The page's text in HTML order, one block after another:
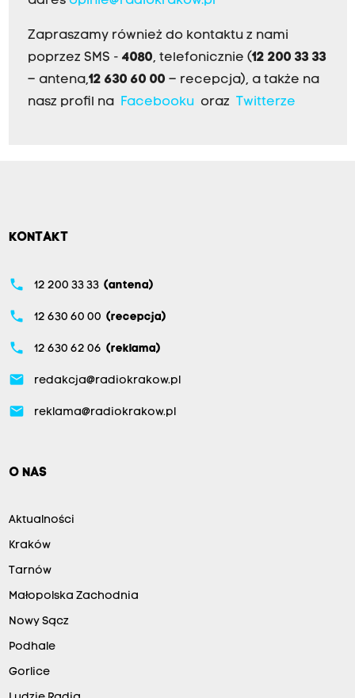
Zapraszamy również do kontaktu z nami
poprzez SMS - 4080, telefonicznie (12 200 33 33
– antena,12 630 60 00 – recepcja), a także na
nasz profil na
Facebookuoraz Twitterze
KONTAKT
phone 12 200 33 33 (antena)
phone 12 630 60 00 (recepcja)
phone 12 630 62 06 (reklama)
email redakcja@radiokrakow.pl
email reklama@radiokrakow.pl
O NAS
Aktualności
Kraków
Tarnów
Małopolska Zachodnia
Nowy Sącz
Podhale
Gorlice